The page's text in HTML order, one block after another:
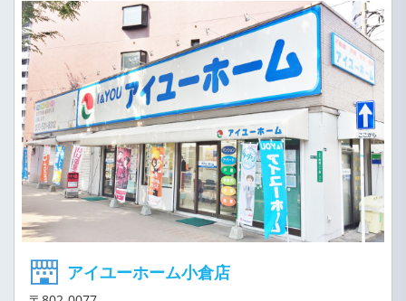
アイユーホーム小倉店